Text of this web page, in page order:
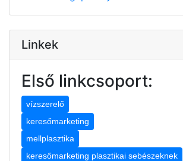
Linkek
Első linkcsoport:
vízszerelő
keresőmarketing
mellplasztika
keresőmarketing plasztikai sebészeknek